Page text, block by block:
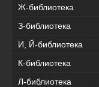
Ж-библиотека
З-библиотека
И, Й-библиотека
К-библиотека
Л-библиотека